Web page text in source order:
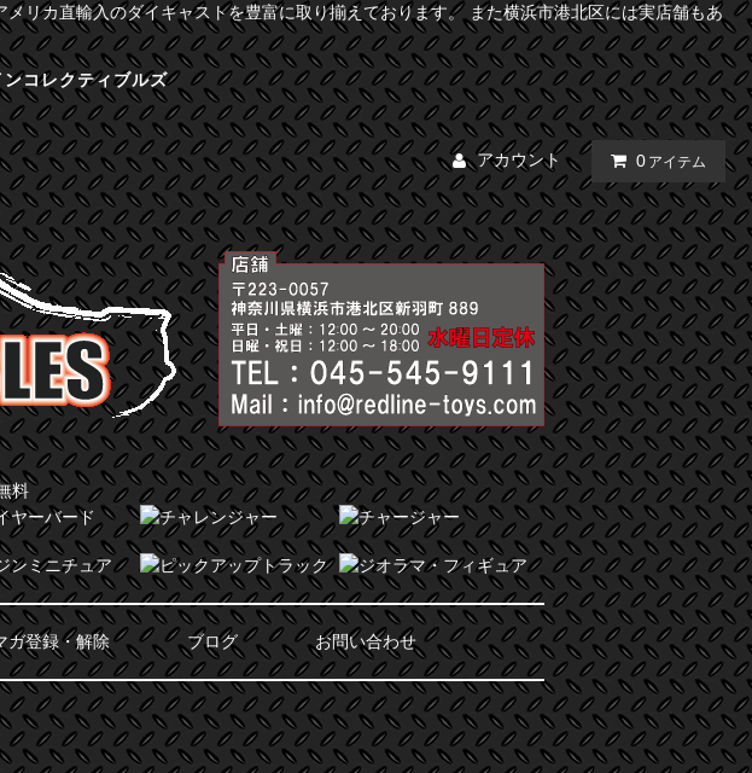
リカ直輸入のダイキャストを豊富に取り揃えております。 また横浜市港北区には実店舗もあ
コレクティブルズ
アカウント 0 アイテム
ガ登録・解除 ブログ お問い合わせ